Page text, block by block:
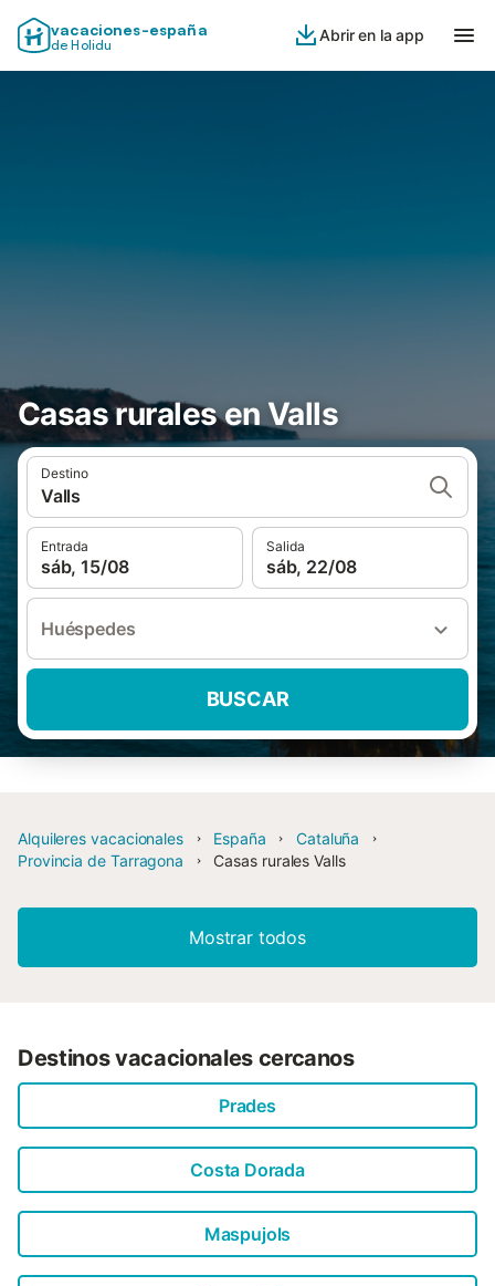
vacaciones-españa
de Holidu
Abrir en la app
Casas rurales en Valls
Destino
Valls
Entrada
sáb, 15/08
Salida
sáb, 22/08
Huéspedes
BUSCAR
Alquileres vacacionales España
Cataluña
Provincia de Tarragona
Casas rurales Valls
Mostrar todos
Destinos vacacionales cercanos
Prades
Costa Dorada
Maspujols